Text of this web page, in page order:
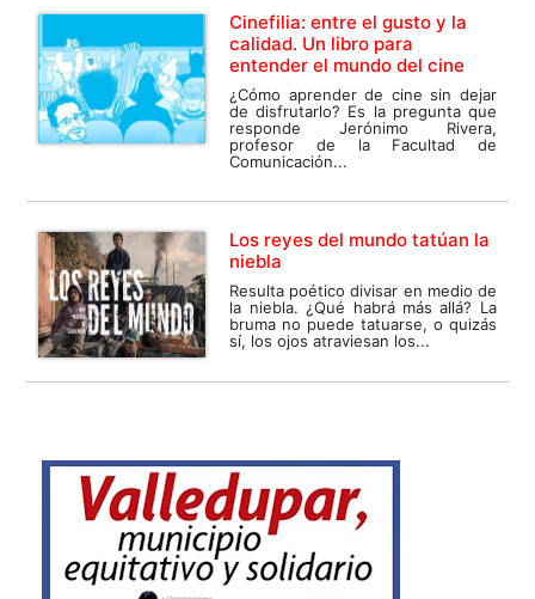
Cinefilia: entre el gusto y la
calidad. Un libro para
entender el mundo del cine
¿Cómo aprender de cine sin dejar
de disfrutarlo? Es la pregunta que
responde Jerónimo Rivera,
profesor de la Facultad de
Comunicación...
Los reyes del mundo tatúan la
niebla
Resulta poético divisar en medio de
la niebla. ¿Qué habrá más allá? La
bruma no puede tatuarse, o quizás
sí, los ojos atraviesan los...